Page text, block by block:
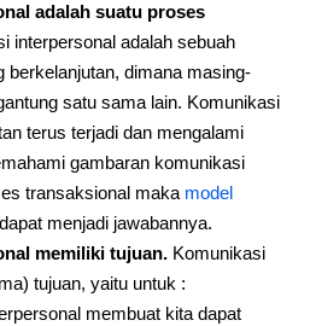
adalah suatu proses
interpersonal adalah sebuah
berkelanjutan, dimana masing-
satu sama lain. Komunikasi
terus terjadi dan mengalami
gambaran komunikasi
transaksional maka model
menjadi jawabannya.
memiliki tujuan. Komunikasi
tujuan, yaitu untuk :
membuat kita dapat